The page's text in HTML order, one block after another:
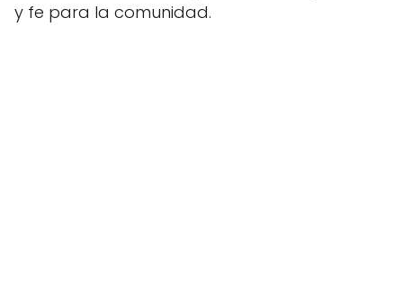
y fe para la comunidad.